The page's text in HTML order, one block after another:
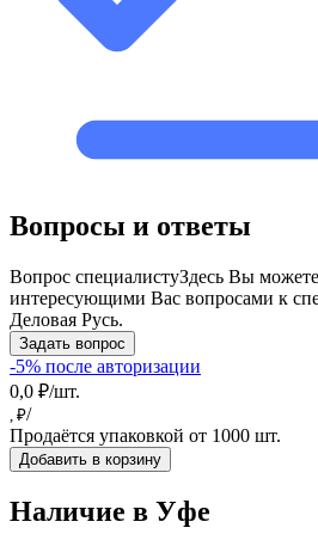
Вопросы и ответы
Вопрос специалистуЗдесь Вы
интересующими Вас вопросами к
Деловая Русь.
Задать вопрос
-5% после авторизации
0,0 ₽/шт.
, ₽/
Продаётся упаковкой от 1000 шт.
Добавить в корзину
Наличие в Уфe